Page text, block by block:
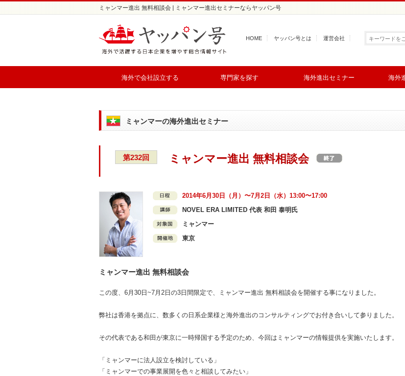
ミャンマー進出 無料相談会 | ミャンマー進出セミナーならヤッパン号
HOME ヤッパン号とは 運営会社
海外で会社設立する 専門家を探す 海外進出セミナー 海外
ミャンマーの海外進出セミナー
第232回 ミャンマー進出 無料相談会
2014年6月30日（月）〜7月2日（水）13:00〜17:00
NOVEL ERA LIMITED 代表 和田 泰明氏
ミャンマー
東京
ミャンマー進出 無料相談会
この度、6月30日~7月2日の3日間限定で、ミャンマー進出 無料相談会を開催する事になりました。
弊社は香港を拠点に、数多くの日系企業様と海外進出のコンサルティングでお付き合いして参りました。
その代表である和田が東京に一時帰国する予定のため、今回はミャンマーの情報提供を実施いたします。
「ミャンマーに法人設立を検討している」
「ミャンマーでの事業展開を色々と相談してみたい」